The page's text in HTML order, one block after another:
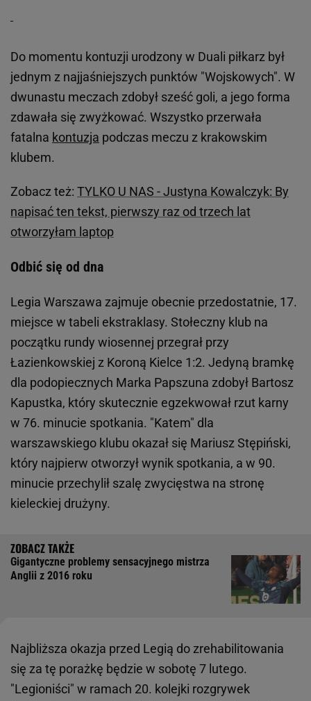
Do momentu kontuzji urodzony w Duali piłkarz był
jednym z najjaśniejszych punktów "Wojskowych". W
dwunastu meczach zdobył sześć goli, a jego forma
zdawała się zwyżkować. Wszystko przerwała
fatalna kontuzja podczas meczu z krakowskim
klubem.
Zobacz też: TYLKO U NAS - Justyna Kowalczyk: By
napisać ten tekst, pierwszy raz od trzech lat
otworzyłam laptop
Odbić się od dna
Legia Warszawa zajmuje obecnie przedostatnie, 17.
miejsce w tabeli ekstraklasy. Stołeczny klub na
początku rundy wiosennej przegrał przy
Łazienkowskiej z Koroną Kielce 1:2. Jedyną bramkę
dla podopiecznych Marka Papszuna zdobył Bartosz
Kapustka, który skutecznie egzekwował rzut karny
w 76. minucie spotkania. "Katem" dla
warszawskiego klubu okazał się Mariusz Stępiński,
który najpierw otworzył wynik spotkania, a w 90.
minucie przechylił szalę zwycięstwa na stronę
kieleckiej drużyny.
Gigantyczne problemy sensacyjnego mistrza
Anglii z 2016 roku
Najbliższa okazja przed Legią do zrehabilitowania
się za tę porażkę będzie w sobotę 7 lutego.
"Legioniści" w ramach 20. kolejki rozgrywek